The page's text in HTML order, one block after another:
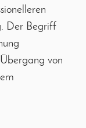
Der Begriff
von